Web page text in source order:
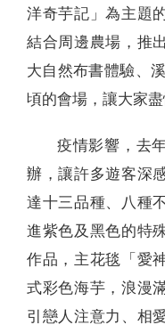
洋奇芋記」為主題
結合周邊農場，推
大自然布書體驗、
頃的會場，讓大家盡
疫情影響，去
辦，讓許多遊客深
達十三品種、八種
進紫色及黑色的特
作品，主花毯「愛
式彩色海芋，浪漫
引戀人注意力、相